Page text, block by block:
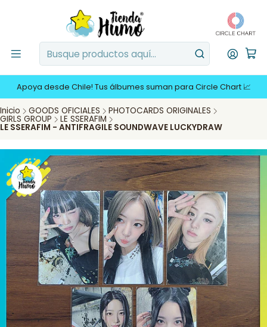
Apoya desde Chile! Tus álbumes suman para Circle Chart 📈
Inicio GOODS OFICIALES PHOTOCARDS ORIGINALES
GIRLS GROUP LE SSERAFIM
LE SSERAFIM - ANTIFRAGILE SOUNDWAVE LUCKYDRAW